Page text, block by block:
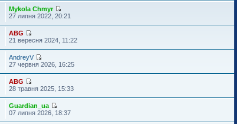
Mykola Chmyr
27 липня 2022, 20:21
ABG
21 вересня 2024, 11:22
AndreyV
27 червня 2026, 16:25
ABG
28 травня 2025, 15:33
Guardian_ua
07 липня 2026, 18:37